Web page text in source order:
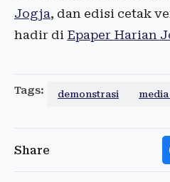
Jogja, dan edisi cetak
hadir di Epaper Harian
Tags: demonstrasi
Share